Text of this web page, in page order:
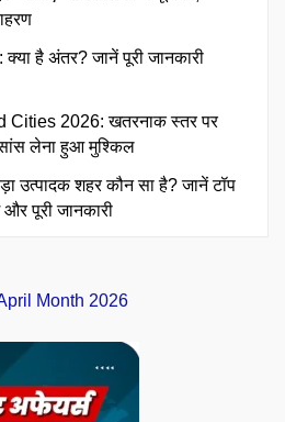
है अंतर? जानें पूरी जानकारी
Cities 2026: खतरनाक स्तर पर
लेना हुआ मुश्किल
उत्पादक शहर कौन सा है? जानें टॉप
पूरी जानकारी